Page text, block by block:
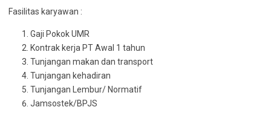
Fasilitas karyawan :
Gaji Pokok UMR
Kontrak kerja PT Awal 1 tahun
Tunjangan makan dan transport
Tunjangan kehadiran
Tunjangan Lembur/ Normatif
Jamsostek/BPJS